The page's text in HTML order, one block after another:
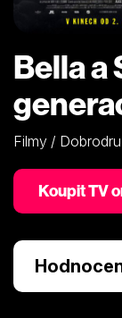
Bella a
Filmy /
Koupit TV